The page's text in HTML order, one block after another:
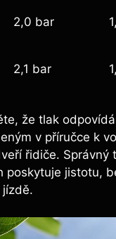
2,0 bar
2,1 bar
že tlak
v příručce k
řidiče. Správný
poskytuje jistotu,